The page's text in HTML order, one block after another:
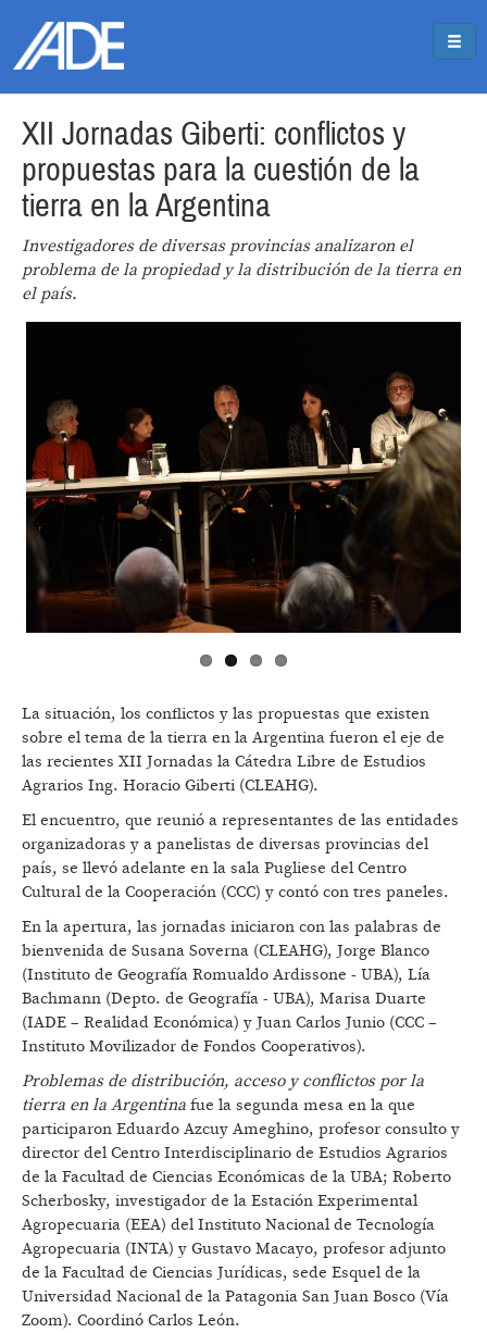
XII Jornadas Giberti: conflictos y
propuestas para la cuestión de la
tierra en la Argentina
Investigadores de diversas provincias analizaron el
problema de la propiedad y la distribución de la tierra en
el país.
La situación, los conflictos y las propuestas que existen
sobre el tema de la tierra en la Argentina fueron el eje de
las recientes XII Jornadas la Cátedra Libre de Estudios
Agrarios Ing. Horacio Giberti (CLEAHG).
El encuentro, que reunió a representantes de las entidades
organizadoras y a panelistas de diversas provincias del
país, se llevó adelante en la sala Pugliese del Centro
Cultural de la Cooperación (CCC) y contó con tres paneles.
En la apertura, las jornadas iniciaron con las palabras de
bienvenida de Susana Soverna (CLEAHG), Jorge Blanco
(Instituto de Geografía Romualdo Ardissone - UBA), Lía
Bachmann (Depto. de Geografía - UBA), Marisa Duarte
(IADE – Realidad Económica) y Juan Carlos Junio (CCC –
Instituto Movilizador de Fondos Cooperativos).
Problemas de distribución, acceso y conflictos por la
tierra en la Argentina fue la segunda mesa en la que
participaron Eduardo Azcuy Ameghino, profesor consulto y
director del Centro Interdisciplinario de Estudios Agrarios
de la Facultad de Ciencias Económicas de la UBA; Roberto
Scherbosky, investigador de la Estación Experimental
Agropecuaria (EEA) del Instituto Nacional de Tecnología
Agropecuaria (INTA) y Gustavo Macayo, profesor adjunto
de la Facultad de Ciencias Jurídicas, sede Esquel de la
Universidad Nacional de la Patagonia San Juan Bosco (Vía
Zoom). Coordinó Carlos León.